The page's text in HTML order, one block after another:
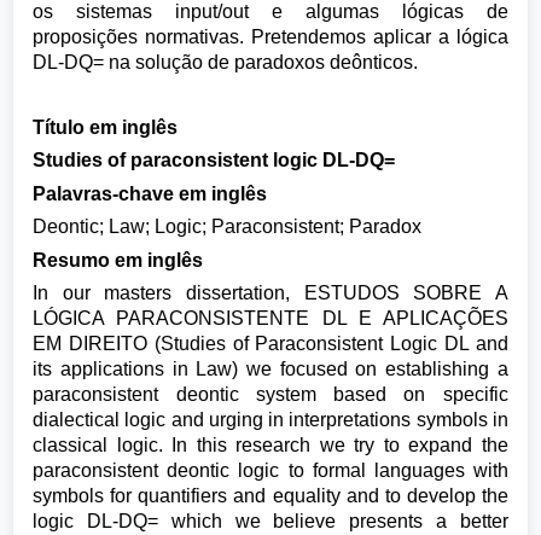
os sistemas input/out e algumas lógicas de
proposições normativas. Pretendemos aplicar a lógica
DL-DQ= na solução de paradoxos deônticos.
Título em inglês
Studies of paraconsistent logic DL-DQ=
Palavras-chave em inglês
Deontic; Law; Logic; Paraconsistent; Paradox
Resumo em inglês
In our masters dissertation, ESTUDOS SOBRE A
LÓGICA PARACONSISTENTE DL E APLICAÇÕES
EM DIREITO (Studies of Paraconsistent Logic DL and
its applications in Law) we focused on establishing a
paraconsistent deontic system based on specific
dialectical logic and urging in interpretations symbols in
classical logic. In this research we try to expand the
paraconsistent deontic logic to formal languages with
symbols for quantifiers and equality and to develop the
logic DL-DQ= which we believe presents a better